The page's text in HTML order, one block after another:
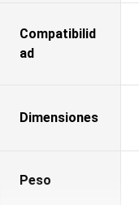
Compatibilid
ad
Dimensiones
Peso